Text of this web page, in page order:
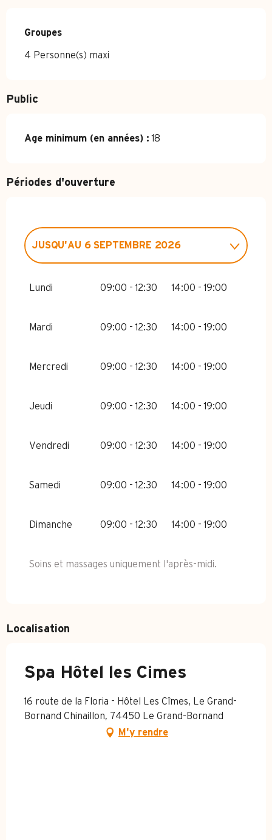
Groupes
Groupes
4 Personne(s) maxi
Public
Age minimum (en années) : 18
Périodes d'ouverture
2026
JUSQU'AU 6 SEPTEMBRE 2026
Lundi 09:00 - 12:30 14:00 - 19:00
Mardi 09:00 - 12:30 14:00 - 19:00
Mercredi 09:00 - 12:30 14:00 - 19:00
Jeudi 09:00 - 12:30 14:00 - 19:00
Vendredi 09:00 - 12:30 14:00 - 19:00
Samedi 09:00 - 12:30 14:00 - 19:00
Dimanche 09:00 - 12:30 14:00 - 19:00
Soins et massages uniquement l'après-midi.
Localisation
Spa Hôtel les Cimes
16 route de la Floria - Hôtel Les Cîmes, Le Grand-
Bornand Chinaillon, 74450 Le Grand-Bornand
M'y rendre